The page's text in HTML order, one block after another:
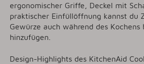
ergonomischer Griffe, Deckel mit
praktischer Einfüllöffnung kannst du
Gewürze auch während des Kochens
hinzufügen.
Design-Highlights des KitchenAid